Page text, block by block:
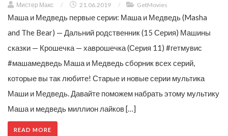
Мистер Макс / 21.06.2019 / GetMovies
Маша и Медведь первые серии: Маша и Медведь (Masha
and The Bear) — Дальний родственник (15 Серия) Машины
сказки — Крошечка — хаврошечка (Серия 11) #гетмувис
#машамедведь Маша и Медведь сборник всех серий,
которые вы так любите! Старые и новые серии мультика
Маши и Медведь. Давайте поможем набрать этому мультику
Маша и медведь миллион лайков […]
READ MORE